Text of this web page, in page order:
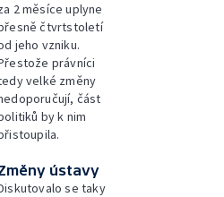
2 měsíce uplyne
čtvrtstoletí
jeho vzniku.
právníci
velké změny
část
by k nim
ústavy
se taky